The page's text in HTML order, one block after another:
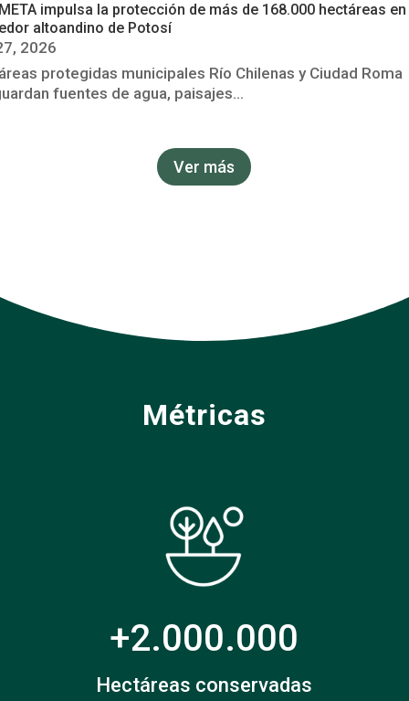
impulsa la protección de más de 168.000 hectáreas en
altoandino de Potosí
2026
protegidas municipales Río Chilenas y Ciudad Roma
fuentes de agua, paisajes...
Ver más
Métricas
+2.000.000
Hectáreas conservadas